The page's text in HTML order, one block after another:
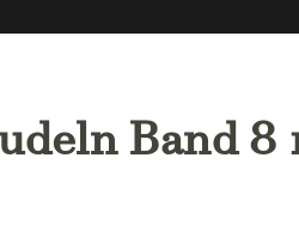
Band 8